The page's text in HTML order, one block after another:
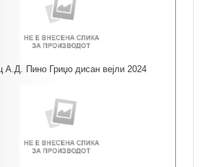
А.Д. Пино Гриџо дисан вејли 2024